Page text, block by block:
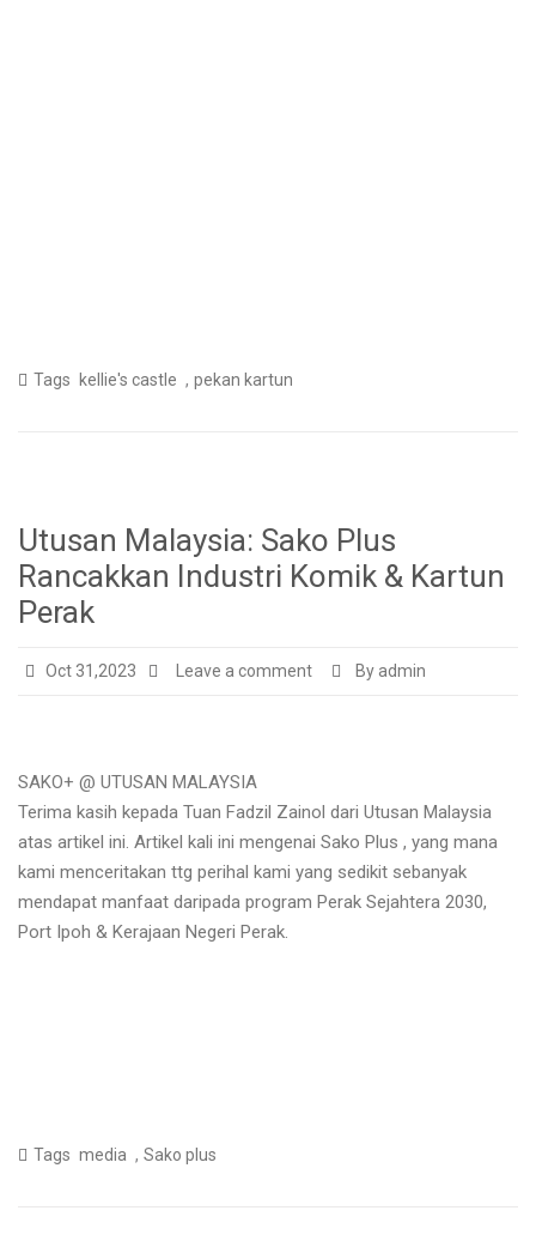
Tags kellie's castle , pekan kartun
Utusan Malaysia: Sako Plus
Rancakkan Industri Komik & Kartun
Perak
Oct 31,2023 Leave a comment By admin
SAKO+ @ UTUSAN MALAYSIA
Terima kasih kepada Tuan Fadzil Zainol dari Utusan Malaysia
atas artikel ini. Artikel kali ini mengenai Sako Plus , yang mana
kami menceritakan ttg perihal kami yang sedikit sebanyak
mendapat manfaat daripada program Perak Sejahtera 2030,
Port Ipoh & Kerajaan Negeri Perak.
Tags media , Sako plus